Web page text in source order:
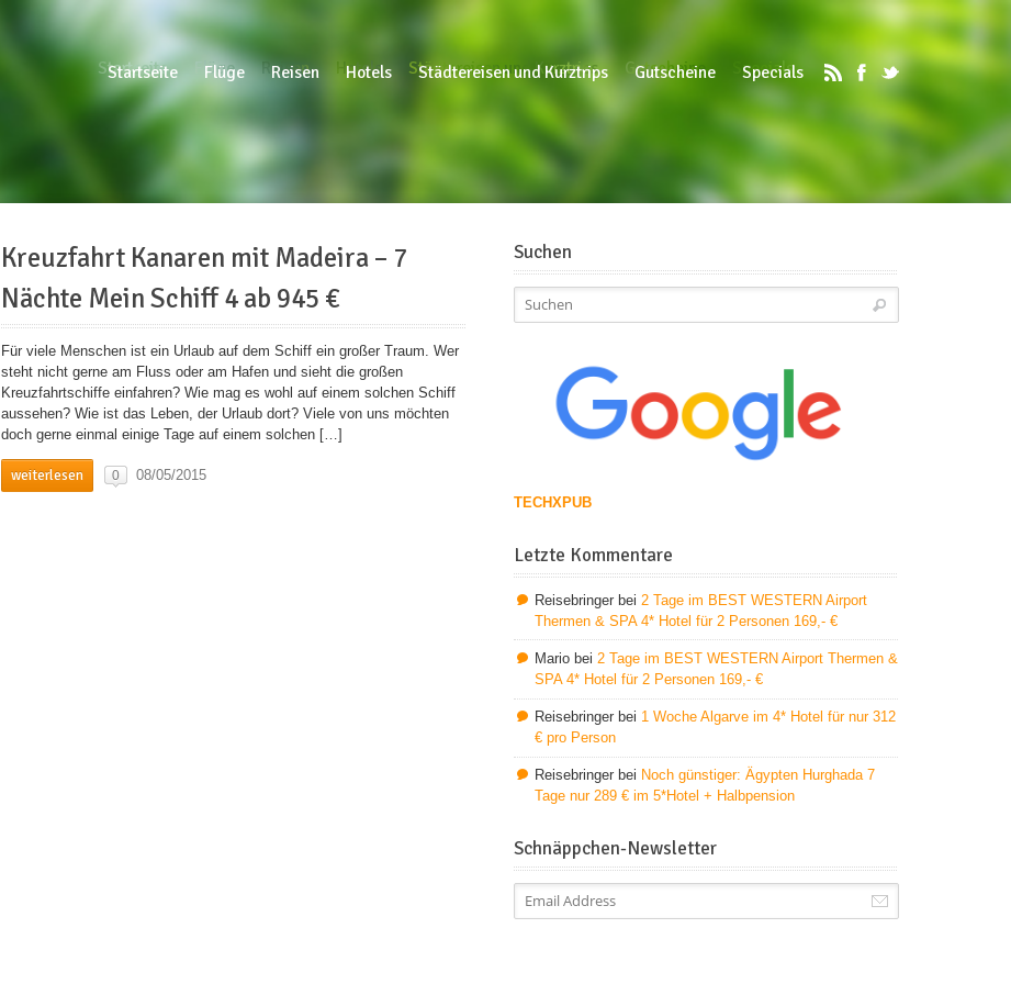
Startseite
Startseite Flüge
Flüge Reisen
Reisen Hotels
Hotels Städtereisen und Kurztrips
Städtereisen und Kurztrips Gutscheine
Gutscheine Specials
Specials
Kreuzfahrt Kanaren mit Madeira – 7
Nächte Mein Schiff 4 ab 945 €
Für viele Menschen ist ein Urlaub auf dem Schiff ein großer Traum. Wer
steht nicht gerne am Fluss oder am Hafen und sieht die großen
Kreuzfahrtschiffe einfahren? Wie mag es wohl auf einem solchen Schiff
aussehen? Wie ist das Leben, der Urlaub dort? Viele von uns möchten
doch gerne einmal einige Tage auf einem solchen […]
weiterlesen 0 08/05/2015
Suchen
TECHXPUB
Letzte Kommentare
Reisebringerbei 2 Tage im BEST WESTERN Airport
Thermen & SPA 4* Hotel für 2 Personen 169,- €
Mariobei 2 Tage im BEST WESTERN Airport Thermen &
SPA 4* Hotel für 2 Personen 169,- €
Reisebringerbei 1 Woche Algarve im 4* Hotel für nur 312
€ pro Person
Reisebringerbei Noch günstiger: Ägypten Hurghada 7
Tage nur 289 € im 5*Hotel + Halbpension
Schnäppchen-Newsletter